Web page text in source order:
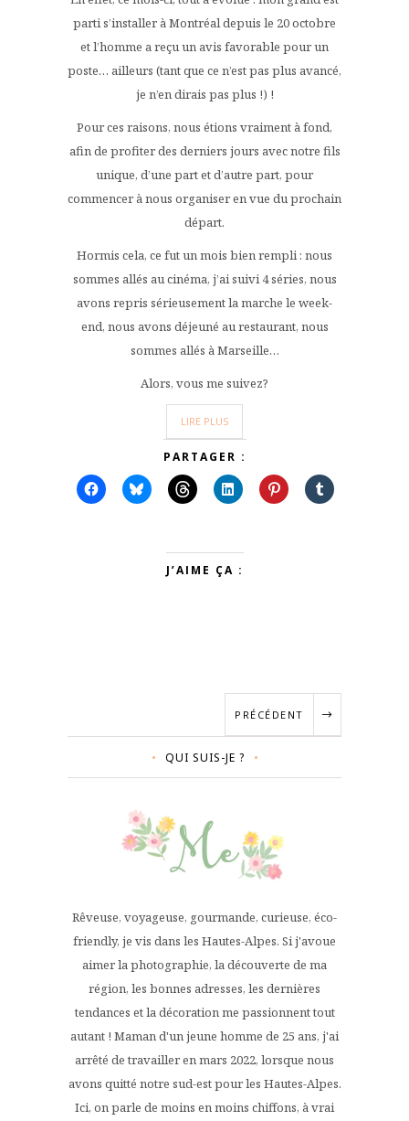
parti s’installer à Montréal depuis le 20 octobre
et l’homme a reçu un avis favorable pour un
poste… ailleurs (tant que ce n’est pas plus avancé,
je n’en dirais pas plus !) !
Pour ces raisons, nous étions vraiment à fond,
afin de profiter des derniers jours avec notre fils
unique, d’une part et d’autre part, pour
commencer à nous organiser en vue du prochain
départ.
Hormis cela, ce fut un mois bien rempli : nous
sommes allés au cinéma, j’ai suivi 4 séries, nous
avons repris sérieusement la marche le week-
end, nous avons déjeuné au restaurant, nous
sommes allés à Marseille…
Alors, vous me suivez?
LIRE PLUS
PARTAGER :
J’AIME ÇA :
PRÉCÉDENT
QUI SUIS-JE ?
Rêveuse, voyageuse, gourmande, curieuse, éco-
friendly, je vis dans les Hautes-Alpes. Si j'avoue
aimer la photographie, la découverte de ma
région, les bonnes adresses, les dernières
tendances et la décoration me passionnent tout
autant ! Maman d'un jeune homme de 25 ans, j'ai
arrêté de travailler en mars 2022, lorsque nous
avons quitté notre sud-est pour les Hautes-Alpes.
Ici, on parle de moins en moins chiffons, à vrai